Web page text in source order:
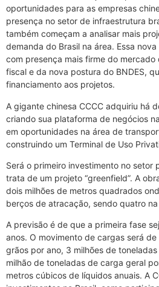
oportunidades para as empresas
presença no setor de infraestrutura
também começam a analisar mais
demanda do Brasil na área. Essa
com presença mais firme do
fiscal e da nova postura do BNDES,
financiamento aos projetos.
A gigante chinesa CCCC adquiriu há
criando sua plataforma de negócios
em oportunidades na área de
construindo um Terminal de Uso
Será o primeiro investimento no setor
trata de um projeto “greenfield”. A
dois milhões de metros quadrados
berços de atracação, sendo quatro
A previsão é de que a primeira fase
anos. O movimento de cargas será
grãos por ano, 3 milhões de
milhão de toneladas de carga geral
metros cúbicos de líquidos anuais. A